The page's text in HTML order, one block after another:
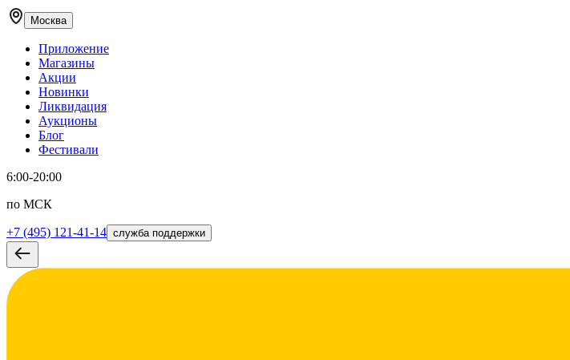
Москва
Приложение
Магазины
Акции
Новинки
Ликвидация
Аукционы
Блог
Фестивали
6:00-20:00
по МСК
+7 (495) 121-41-14 служба поддержки